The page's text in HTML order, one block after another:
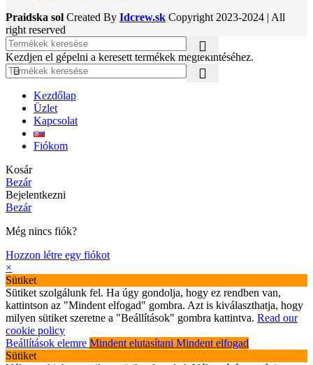
Praidska sol Created By Idcrew.sk Copyright 2023-2024 | All
right reserved
Kezdjen el gépelni a keresett termékek megtekintéséhez.
Kezdőlap
Üzlet
Kapcsolat
Fiókom
Kosár
Bezár
Bejelentkezni
Bezár
Még nincs fiók?
Hozzon létre egy fiókot
×
Sütiket
Sütiket szolgálunk fel. Ha úgy gondolja, hogy ez rendben van,
kattintson az "Mindent elfogad" gombra. Azt is kiválaszthatja, hogy
milyen sütiket szeretne a "Beállítások" gombra kattintva. Read our
cookie policy
Beállítások elemre Mindent elutasítani Mindent elfogad
Sütiket